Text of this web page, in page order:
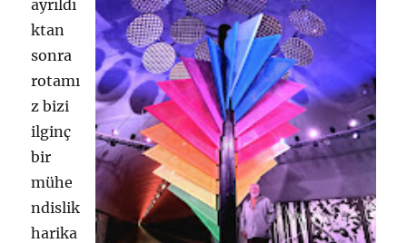
ayrıldı
ktan
sonra
rotamı
z bizi
ilginç
bir
mühe
ndislik
harika